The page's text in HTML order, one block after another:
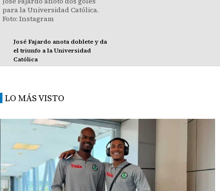
José Fajardo anota doblete y da
el triunfo a la Universidad
Católica
LO MÁS VISTO